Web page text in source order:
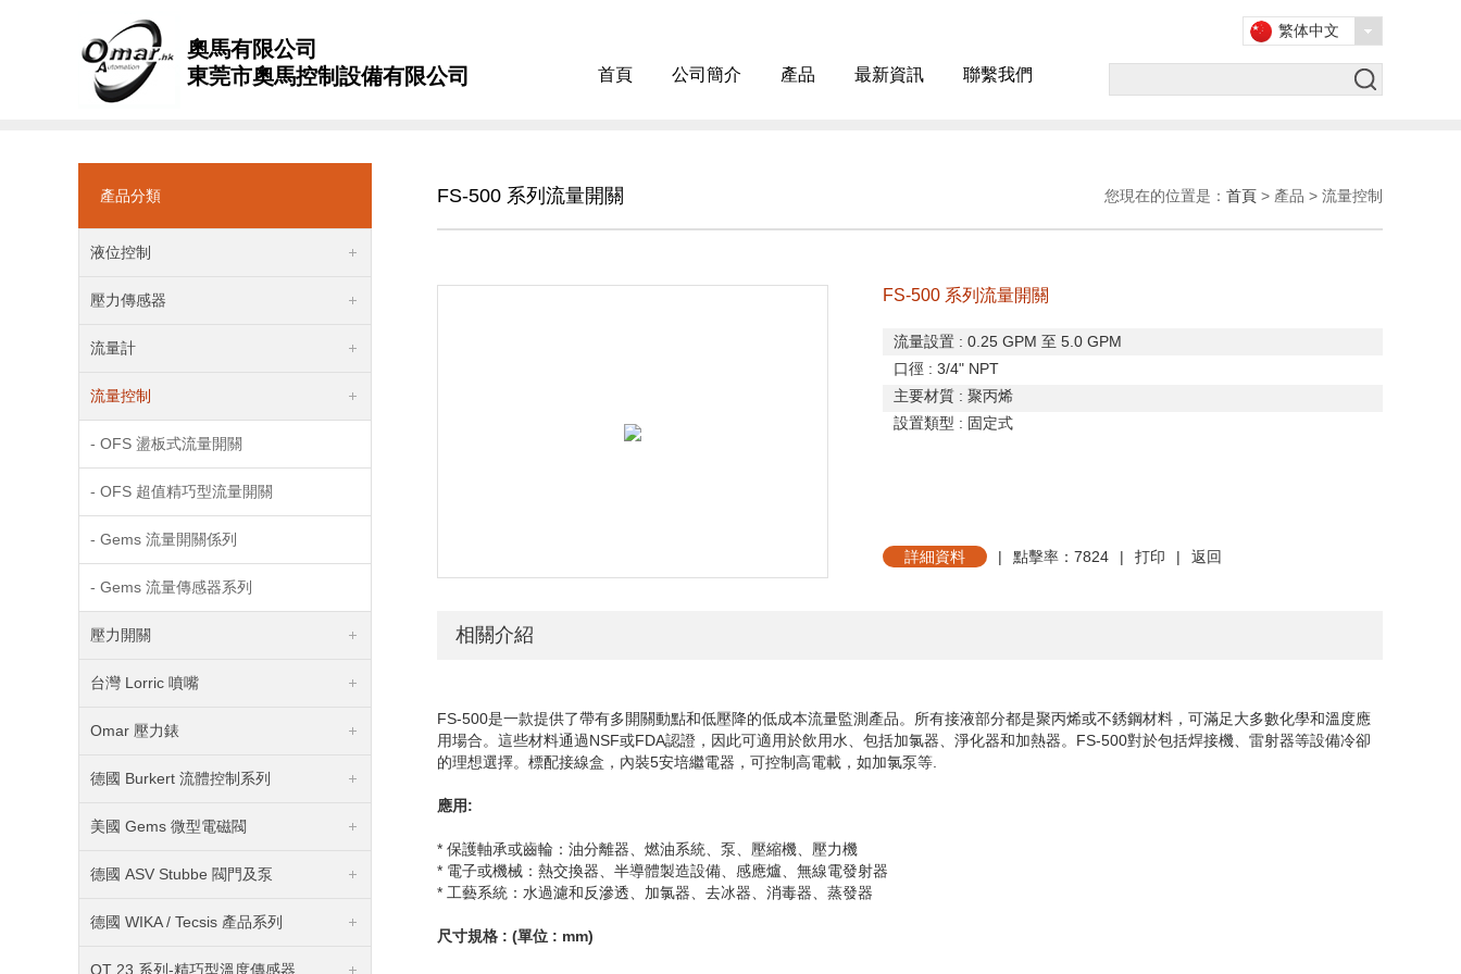
奧馬有限公司
東莞市奧馬控制設備有限公司
首頁 公司簡介 產品 最新資訊 聯繫我們
繁体中文
產品分類
液位控制
壓力傳感器
流量計
流量控制
- OFS 盪板式流量開關
- OFS 超值精巧型流量開關
- Gems 流量開關係列
- Gems 流量傳感器系列
壓力開關
台灣 Lorric 噴嘴
Omar 壓力錶
德國 Burkert 流體控制系列
美國 Gems 微型電磁閥
德國 ASV Stubbe 閥門及泵
德國 WIKA / Tecsis 產品系列
OT 23 系列-精巧型溫度傳感器
FS-500 系列流量開關 您現在的位置是： 首頁 > 產品 > 流量控制
FS-500 系列流量開關
流量設置 : 0.25 GPM 至 5.0 GPM
口徑 : 3/4" NPT
主要材質 : 聚丙烯
設置類型 : 固定式
詳細資料 | 點擊率：7824 | 打印 | 返回
相關介紹
FS-500是一款提供了帶有多開關動點和低壓降的低成本流量監測產品。所有接液部分都是聚丙烯或不銹鋼材料，可滿足大多數化學和溫度應
用場合。這些材料通過NSF或FDA認證，因此可適用於飲用水、包括加氯器、淨化器和加熱器。 FS-500對於包括焊接機、雷射器等設備冷卻
的理想選擇。標配接線盒，內裝5安培繼電器，可控制高電載，如加氯泵等
應用:
* 保護軸承或齒輪：油分離器、燃油系統、泵、壓縮機、壓力機
* 電子或機械：熱交換器、半導體製造設備、感應爐、無線電發射器
* 工藝系統：水過濾和反滲透、加氯器、去冰器、消毒器、蒸發器
尺寸規格 : (單位 : mm)